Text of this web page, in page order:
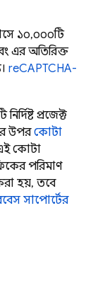
১০,০০০টি
এর অতিরিক্ত
reCAPTCHA-
প্রজেক্ট
উপরকোটা
কোটা
পরিমাণ
হয়, তবে
সাপোর্টের